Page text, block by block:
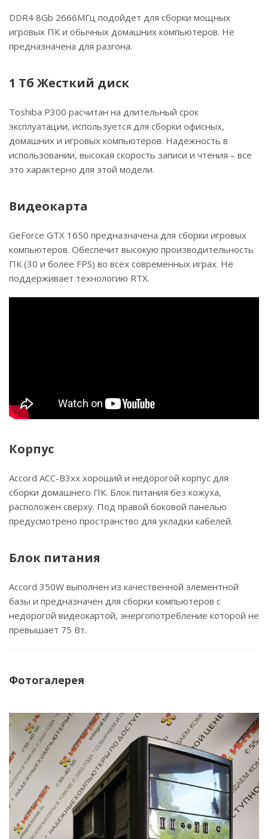
DDR4 8Gb 2666МГц подойдет для сборки мощных
игровых ПК и обычных домашних компьютеров. Не
предназначена для разгона.
1 Тб Жесткий диск
Toshiba P300 расчитан на длительный срок
эксплуатации, используется для сборки офисных,
домашних и игровых компьютеров. Надежность в
использовании, высокая скорость записи и чтения – все
это характерно для этой модели.
Видеокарта
GeForce GTX 1650 предназначена для сборки игровых
компьютеров. Обеспечит высокую производительность
ПК (30 и более FPS) во всех современных играх. Не
поддерживает технологию RTX.
Корпус
Accord ACC-B3xx хороший и недорогой корпус для
сборки домашнего ПК. Блок питания без кожуха,
расположен сверху. Под правой боковой панелью
предусмотрено пространство для укладки кабелей.
Блок питания
Accord 350W выполнен из качественной элементной
базы и предназначен для сборки компьютеров с
недорогой видеокартой, энергопотребление которой не
превышает 75 Вт.
Фотогалерея